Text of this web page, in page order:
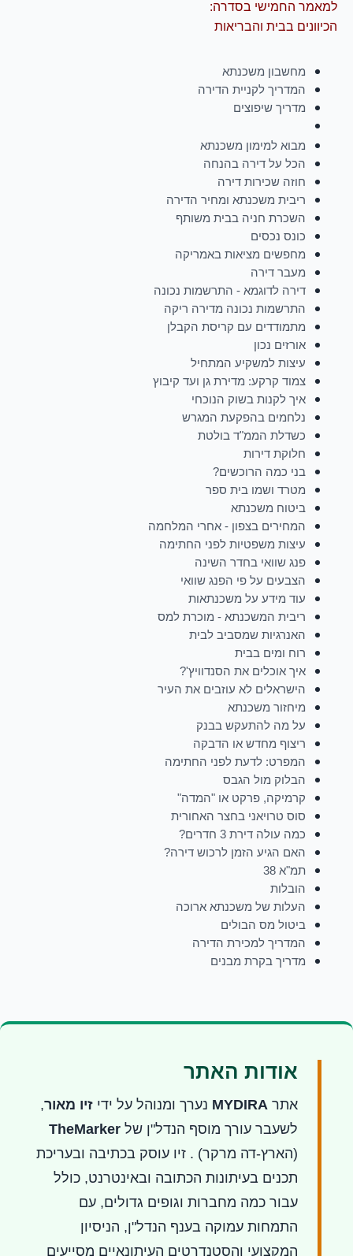
למאמר החמישי בסדרה:
הכיוונים בבית והבריאות
מחשבון משכנתא
המדריך לקניית הדירה
מדריך שיפוצים
מבוא למימון משכנתא
הכל על דירה בהנחה
חוזה שכירות דירה
ריבית משכנתא ומחיר הדירה
השכרת חניה בבית משותף
כונס נכסים
מחפשים מציאות באמריקה
מעבר דירה
דירה לדוגמא - התרשמות נכונה
התרשמות נכונה מדירה ריקה
מתמודדים עם קריסת הקבלן
אורזים נכון
עיצות למשקיע המתחיל
צמוד קרקע: מדירת גן ועד קיבוץ
איך לקנות בשוק הנוכחי
נלחמים בהפקעת המגרש
כשדלת הממ"ד בולטת
חלוקת דירות
בני כמה הרוכשים?
מטרד ושמו בית ספר
ביטוח משכנתא
המחירים בצפון - אחרי המלחמה
עיצות משפטיות לפני החתימה
פנג שוואי בחדר השינה
הצבעים על פי הפנג שוואי
עוד מידע על משכנתאות
ריבית המשכנתא - מוכרת למס
האנרגיות שמסביב לבית
רוח ומים בבית
איך אוכלים את הסנדוויץ'?
הישראלים לא עוזבים את העיר
מיחזור משכנתא
על מה להתעקש בבנק
ריצוף מחדש או הדבקה
המפרט: לדעת לפני החתימה
הבלוק מול הגבס
קרמיקה, פרקט או "המדה"
סוס טרויאני בחצר האחורית
כמה עולה דירת 3 חדרים?
האם הגיע הזמן לרכוש דירה?
תמ"א 38
הובלות
העלות של משכנתא ארוכה
ביטול מס הבולים
המדריך למכירת הדירה
מדריך בקרת מבנים
אודות האתר
אתר MYDIRA נערך ומנוהל על ידי זיו מאור,
לשעבר עורך מוסף הנדל"ן של TheMarker
(הארץ-דה מרקר) . זיו עוסק בכתיבה ובעריכת
תכנים בעיתונות הכתובה ובאינטרנט, כולל
עבור כמה מחברות וגופים גדולים, עם
התמחות עמוקה בענף הנדל"ן, הניסיון
המקצועי והסטנדרטים העיתונאיים מסייעים